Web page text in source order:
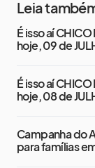
Leia
É isso aí
hoje, 09 de
É isso aí
hoje, 08 de
Campanha do
para famílias